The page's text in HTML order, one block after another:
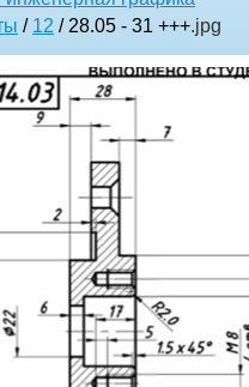
/ 12 / 28.05 - 31 +++.jpg